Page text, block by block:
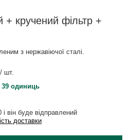
+ кручений фільтр +
з нержавіючої сталі.
і він буде відправлений
доставки
/ шт.
39 одиниць